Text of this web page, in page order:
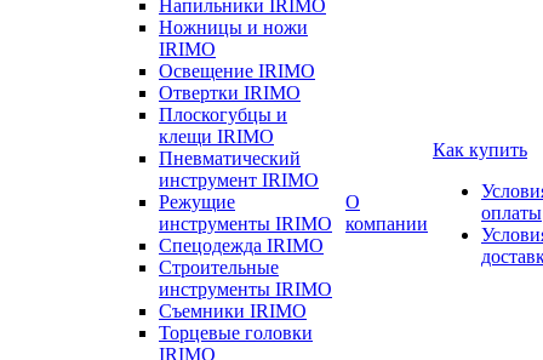
Напильники IRIMO
Ножницы и ножи
IRIMO
Освещение IRIMO
Отвертки IRIMO
Плоскогубцы и
клещи IRIMO
Пневматический
инструмент IRIMO
Режущие
инструменты IRIMO
Спецодежда IRIMO
Строительные
инструменты IRIMO
Съемники IRIMO
Торцевые головки
IRIMO
О
компании
Как купить
оплаты